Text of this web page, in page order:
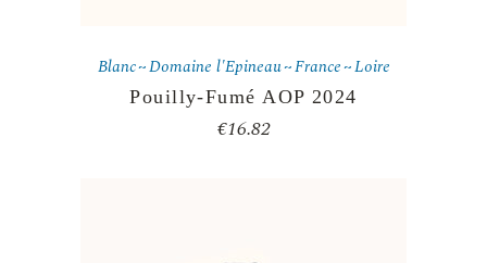
Blanc Domaine l'Epineau France Loire
Pouilly-Fumé AOP 2024
€16.82